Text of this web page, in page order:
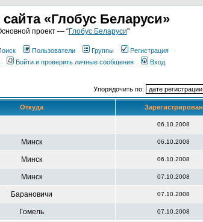
«Глобус Беларуси»
проект — “Глобус Беларуси"
Пользователи Группы
Регистрация
Войти и проверить личные сообщения Вход
Упорядочить по:
Откуда Зарегистрирован
06.10.2008
Минск 06.10.2008
Минск 06.10.2008
Минск 07.10.2008
Барановичи 07.10.2008
Гомель 07.10.2008